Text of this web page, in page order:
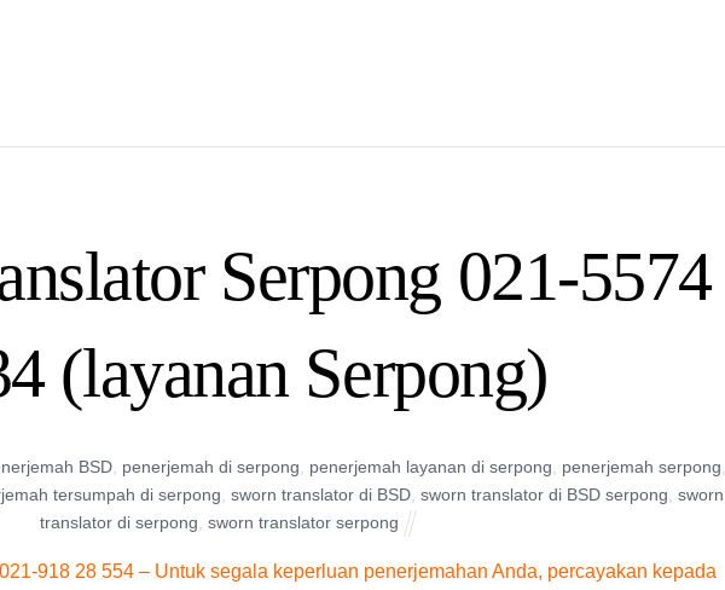
Serpong 021-5574
(layanan Serpong)
BSD penerjemah di serpong penerjemah layanan di serpong penerjemah serpong
tersumpah di serpong sworn translator di BSD, sworn translator di BSD serpong sworn
translator di serpong sworn translator serpong
918 28 554 – Untuk segala keperluan penerjemahan Anda, percayakan kepada